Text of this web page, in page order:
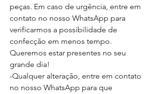
peças. Em caso de urgência, entre em
contato no nosso WhatsApp para
verificarmos a possibilidade de
confecção em menos tempo.
Queremos estar presentes no seu
grande dia!
-Qualquer alteração, entre em contato
no nosso WhatsApp para que